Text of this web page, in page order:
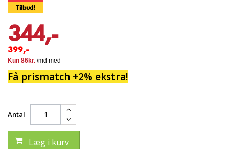
Tilbud!
344,-
399,-
Få prismatch +2% ekstra!
Antal
Læg i kurv